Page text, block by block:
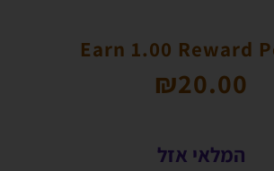
Earn 1.00 Reward
₪20.00
המלאי אזל